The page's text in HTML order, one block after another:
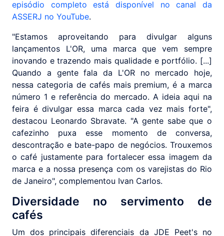
episódio completo está disponível no canal da
ASSERJ no YouTube.
"Estamos aproveitando para divulgar alguns
lançamentos L'OR, uma marca que vem sempre
inovando e trazendo mais qualidade e portfólio. [...]
Quando a gente fala da L'OR no mercado hoje,
nessa categoria de cafés mais premium, é a marca
número 1 e referência do mercado. A ideia aqui na
feira é divulgar essa marca cada vez mais forte",
destacou Leonardo Sbravate. "A gente sabe que o
cafezinho puxa esse momento de conversa,
descontração e bate-papo de negócios. Trouxemos
o café justamente para fortalecer essa imagem da
marca e a nossa presença com os varejistas do Rio
de Janeiro", complementou Ivan Carlos.
Diversidade no servimento de
cafés
Um dos principais diferenciais da JDE Peet's no